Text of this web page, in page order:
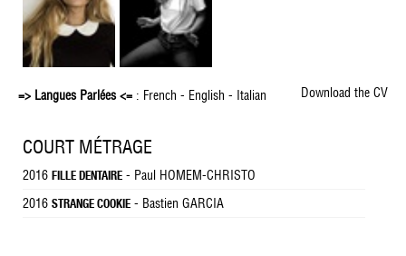
=> Langues Parlées <= : French - English - Italian Download the CV
COURT MÉTRAGE
2016 FILLE DENTAIRE - Paul HOMEM-CHRISTO
2016 STRANGE COOKIE - Bastien GARCIA